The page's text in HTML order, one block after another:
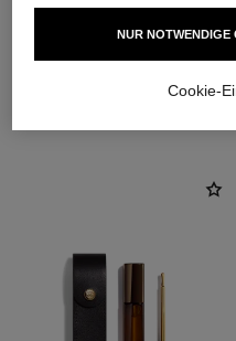
DIE
NUR NOTWENDIGE
Cookie-